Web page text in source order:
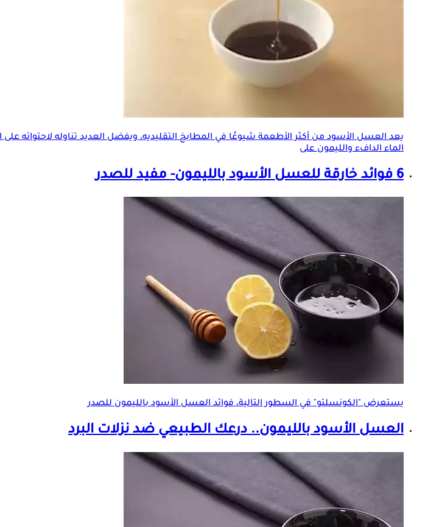
يعد العسل الأسود من أكثر الأطعمة شيوعًا في المطابخ التقليديه، ويفضل العديد تناوله لاحتوائه على
الماء الدافء والليمون على
6 فوائد خارقة للعسل الأسود بالليمون- مفيد للصدر
يستعرض "الكونسلتو" في السطور التالية، فوائدالعسل الأسود بالليمونللصدر
العسل الأسود بالليمون.. درعك الطبيعي ضد نزلات البرد